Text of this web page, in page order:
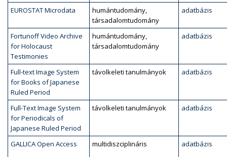
EUROSTAT Microdata
humántudomány,
társadalomtudomány
adatbázis
Fortunoff Video Archive
for Holocaust
Testimonies
humántudomány,
társadalomtudomány
adatbázis
Full-text Image System
for Books of Japanese
Ruled Period
távolkeleti tanulmányok adatbázis
Full-Text Image System
for Periodicals of
Japanese Ruled Period
távolkeleti tanulmányok adatbázis
GALLICA Open Access multidiszciplináris adatbázis